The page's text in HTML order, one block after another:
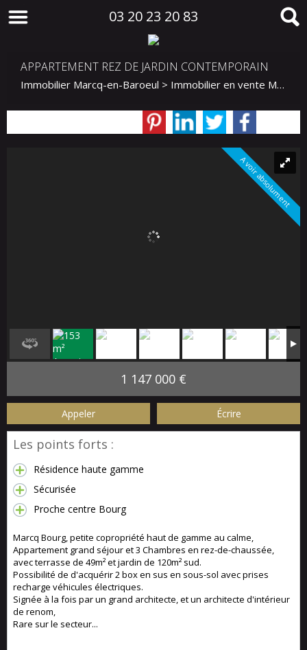
03 20 23 20 83
APPARTEMENT REZ DE JARDIN CONTEMPORAIN
Immobilier Marcq-en-Baroeul > Immobilier en vente Marcq-en-Baroeul
A voir absolument
1 147 000 €
Appeler Écrire
Les points forts :
Résidence haute gamme
Sécurisée
Proche centre Bourg
Marcq Bourg, petite copropriété haut de gamme au calme,
Appartement grand séjour et 3 Chambres en rez-de-chaussée,
avec terrasse de 49m² et jardin de 120m² sud.
Possibilité de d'acquérir 2 box en sus en sous-sol avec prises
recharge véhicules électriques.
Signée à la fois par un grand architecte, et un architecte d'intérieur
de renom,
Rare sur le secteur...